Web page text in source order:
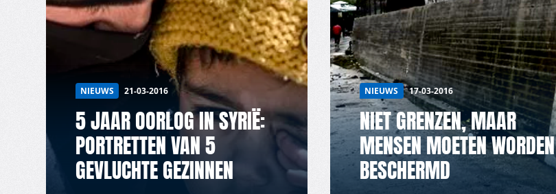
NIEUWS 21-03-2016
5 JAAR OORLOG IN SYRIË:
PORTRETTEN VAN 5
GEVLUCHTE GEZINNEN
NIEUWS 17-03-2016
NIET GRENZEN, MAAR
MENSEN MOETEN WORDEN
BESCHERMD